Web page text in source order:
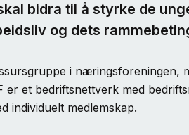
bidra til å styrke de
og dets
i næringsforeningen,
et bedriftsnettverk med
individuelt medlemskap.